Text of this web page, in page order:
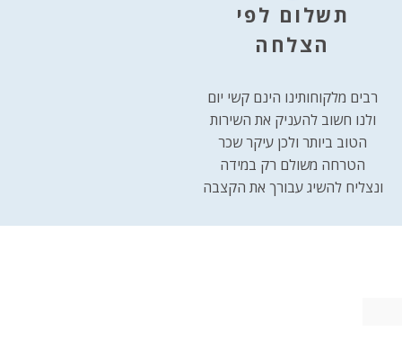
תשלום לפי
הצלחה
רבים מלקוחותינו הינם קשי יום
ולנו חשוב להעניק את השירות
הטוב ביותר ולכן עיקר שכר
הטרחה משולם רק במידה
ונצליח להשיג עבורך את הקצבה